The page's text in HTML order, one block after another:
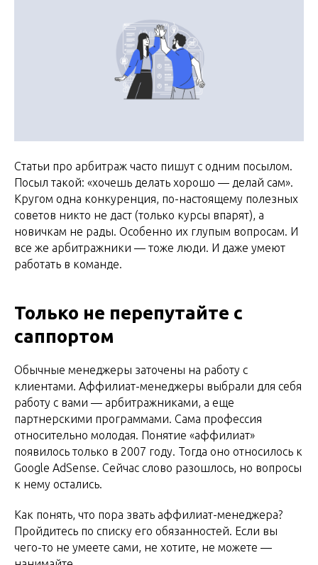
Статьи про арбитраж часто пишут с одним посылом.
Посыл такой: «хочешь делать хорошо — делай сам».
Кругом одна конкуренция, по-настоящему полезных
советов никто не даст (только курсы впарят), а
новичкам не рады. Особенно их глупым вопросам. И
все же арбитражники — тоже люди. И даже умеют
работать в команде.
Только не перепутайте с
саппортом
Обычные менеджеры заточены на работу с
клиентами. Аффилиат-менеджеры выбрали для себя
работу с вами — арбитражниками, а еще
партнерскими программами. Сама профессия
относительно молодая. Понятие «аффилиат»
появилось только в 2007 году. Тогда оно относилось к
Google AdSense. Сейчас слово разошлось, но вопросы
к нему остались.
Как понять, что пора звать аффилиат-менеджера?
Пройдитесь по списку его обязанностей. Если вы
чего-то не умеете сами, не хотите, не можете —